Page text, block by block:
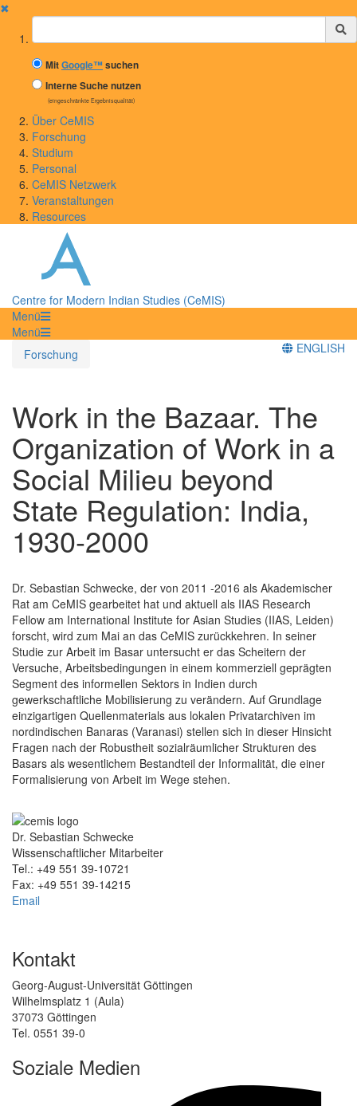
✖
Suchbegriff
MitGoogle™suchen
Interne Suche nutzen
(eingeschränkte Ergebnisqualität)
Über CeMIS
Forschung
Studium
Personal
CeMIS Netzwerk
Veranstaltungen
Resources
Centre for Modern Indian Studies (CeMIS)
Menü
Menü
Forschung
ENGLISH
Work in the Bazaar. The
Organization of Work in a
Social Milieu beyond
State Regulation: India,
1930-2000
Dr. Sebastian Schwecke, der von 2011 -2016 als Akademischer
Rat am CeMIS gearbeitet hat und aktuell als IIAS Research
Fellow am International Institute for Asian Studies (IIAS, Leiden)
forscht, wird zum Mai an das CeMIS zurückkehren. In seiner
Studie zur Arbeit im Basar untersucht er das Scheitern der
Versuche, Arbeitsbedingungen in einem kommerziell geprägten
Segment des informellen Sektors in Indien durch
gewerkschaftliche Mobilisierung zu verändern. Auf Grundlage
einzigartigen Quellenmaterials aus lokalen Privatarchiven im
nordindischen Banaras (Varanasi) stellen sich in dieser Hinsicht
Fragen nach der Robustheit sozialräumlicher Strukturen des
Basars als wesentlichem Bestandteil der Informalität, die einer
Formalisierung von Arbeit im Wege stehen.
Dr. Sebastian Schwecke
Wissenschaftlicher Mitarbeiter
Tel.: +49 551 39-10721
Fax: +49 551 39-14215
Email
Kontakt
Georg-August-Universität Göttingen
Wilhelmsplatz 1 (Aula)
37073 Göttingen
Tel. 0551 39-0
Soziale Medien